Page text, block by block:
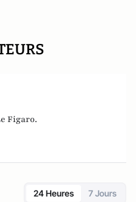
Figaro.
24 Heures 7 Jours